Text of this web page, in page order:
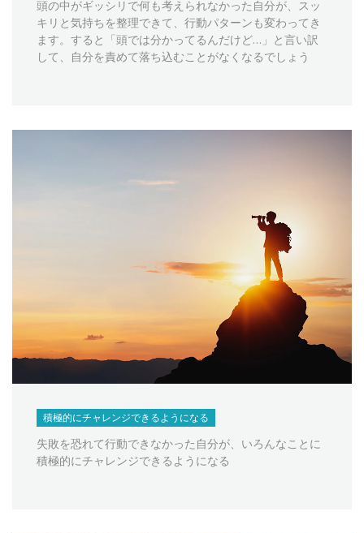
頭の中がギッシリで何も考えられなかった自分が、スッ
キリと気持ちを整理できて、行動パターンも変わってき
ます。すると「頭では分かってるんだけど…」と言い訳
して、自分を責めて落ち込むことがなくなるでしょう
積極的にチャレンジできるようになる
失敗を恐れて行動できなかった自分が、いろんなことに
積極的にチャレンジできるようになる